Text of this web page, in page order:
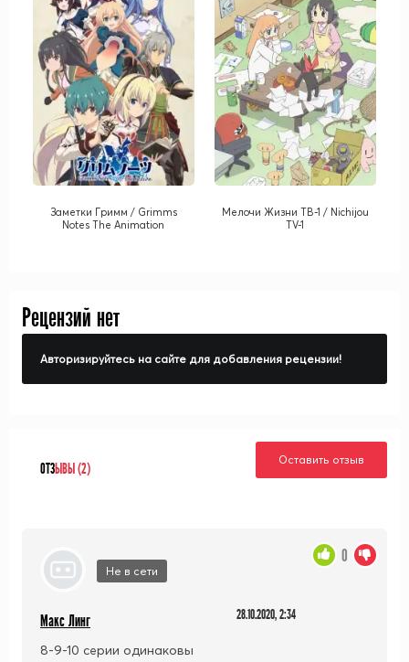
Заметки Гримм / Grimms
Notes The Animation
Мелочи Жизни ТВ-1 / Nichijou
TV-1
Рецензий нет
Авторизируйтесь на сайте для добавления рецензии!
ОТЗЫВЫ (2)
Оставить отзыв
Не в сети
Макс Линг 28.10.2020, 2:34
8-9-10 серии одинаковы
0